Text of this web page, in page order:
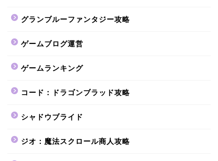
グランブルーファンタジー攻略
ゲームブログ運営
ゲームランキング
コード：ドラゴンブラッド攻略
シャドウブライド
ジオ：魔法スクロール商人攻略